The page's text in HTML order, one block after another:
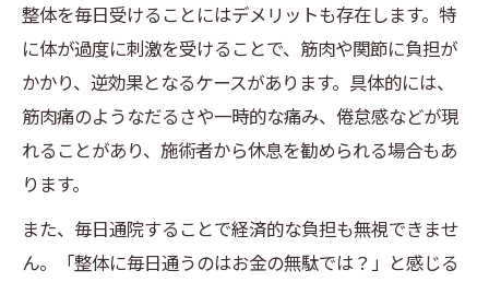
整体を毎日受けることにはデメリットも存在します。特
に体が過度に刺激を受けることで、筋肉や関節に負担が
かかり、逆効果となるケースがあります。具体的には、
筋肉痛のようなだるさや一時的な痛み、倦怠感などが現
れることがあり、施術者から休息を勧められる場合もあ
ります。
また、毎日通院することで経済的な負担も無視できませ
ん。「整体に毎日通うのはお金の無駄では？」と感じる